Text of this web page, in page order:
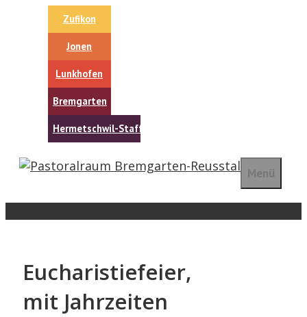
Zufikon
Jonen
Lunkhofen
Bremgarten
Hermetschwil-Staffeln
Menü
Eucharistiefeier,
mit Jahrzeiten